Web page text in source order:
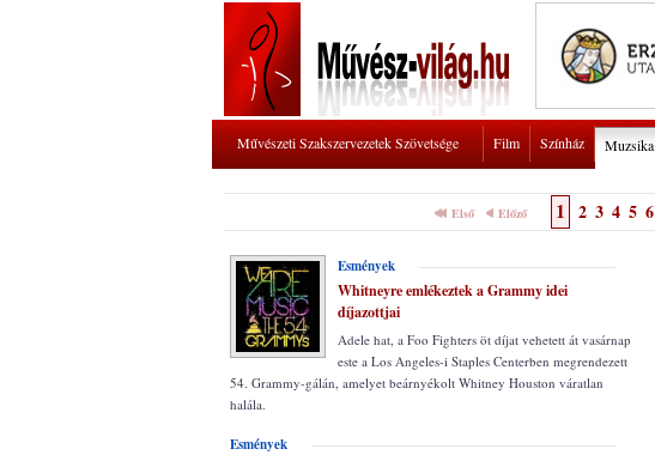
Művészeti Szakszervezetek Szövetsége Film Színház Muzsika
Első Előző 1 2 3 4 5 6
Esmények
Whitneyre emlékeztek a Grammy idei
díjazottjai
Adele hat, a Foo Fighters öt díjat vehetett át vasárnap
este a Los Angeles-i Staples Centerben megrendezett
54. Grammy-gálán, amelyet beárnyékolt Whitney Houston váratlan
halála.
Esmények